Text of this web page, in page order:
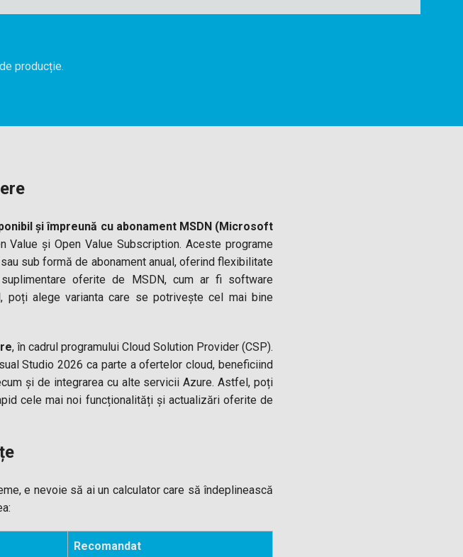
producție.
și împreună cu abonament MSDN (Microsoft
și Open Value Subscription. Aceste programe
sub formă de abonament anual, oferind flexibilitate
oferite de MSDN, cum ar fi software
poți alege varianta care se potrivește cel mai bine
, în cadrul programului Cloud Solution Provider (CSP).
Studio 2026 ca parte a ofertelor cloud, beneficiind
și de integrarea cu alte servicii Azure. Astfel, poți
cele mai noi funcționalități și actualizări oferite de
e nevoie să ai un calculator care să îndeplinească
Recomandat